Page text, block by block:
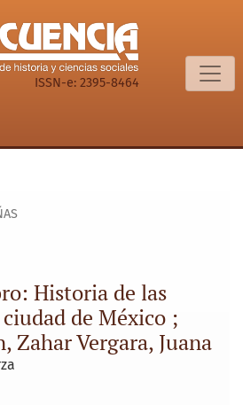
de las librerías de la ciudad de
ISSN-e: 2395-8464
Historia de las
de México ;
Zahar Vergara, Juana